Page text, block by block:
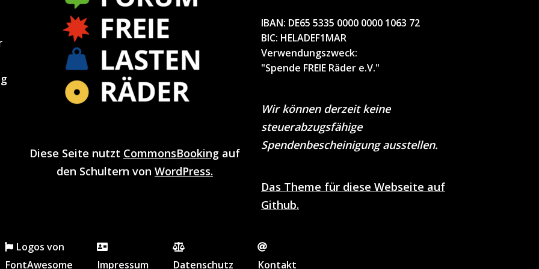
Diese Seite nutzt CommonsBooking auf
den Schultern von WordPress.
IBAN: DE65 5335 0000 0000 1063 72
BIC: HELADEF1MAR
Verwendungszweck:
"Spende FREIE Räder e.V."
Wir können derzeit keine
steuerabzugsfähige
Spendenbescheinigung ausstellen.
Das Theme für diese Webseite auf
Github.
Logos von
FontAwesome
Impressum Datenschutz Kontakt